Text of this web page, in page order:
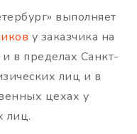
выполняет
у заказчика на
в пределах Санкт-
лиц и в
цехах у
лиц.